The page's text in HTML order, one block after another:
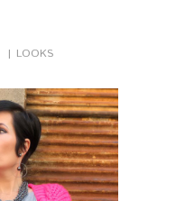
LOOKS